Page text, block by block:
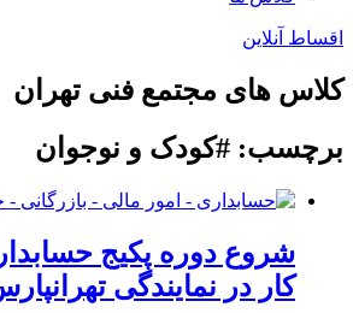
اقساط آنلاین
کلاس های مجتمع فنی تهران
برچسب: #کودک و نوجوان
شروع دوره پکیج
کار در نمایندگی